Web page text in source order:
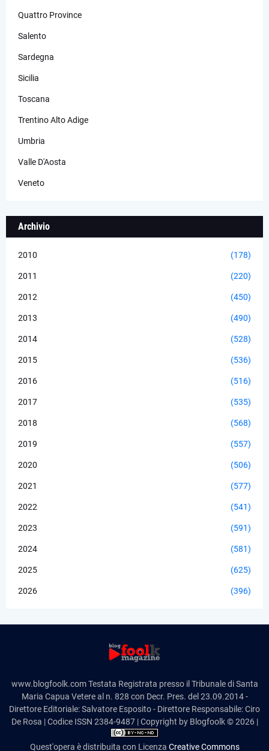
Quattro Province
Salento
Sardegna
Sicilia
Toscana
Trentino Alto Adige
Umbria
Valle D'Aosta
Veneto
Archivio
2010 (178)
2011 (220)
2012 (450)
2013 (490)
2014 (528)
2015 (536)
2016 (516)
2017 (535)
2018 (568)
2019 (557)
2020 (506)
2021 (577)
2022 (541)
2023 (591)
2024 (581)
2025 (625)
2026 (396)
www.blogfoolk.com Testata Registrata presso il Tribunale di Santa
Maria Capua Vetere al n. 828 con Decr. Pres. del 23.09.2014 -
Direttore Editoriale: Salvatore Esposito - Direttore Responsabile: Ciro
De Rosa | Codice ISSN 2384-9487 | Copyright by Blogfoolk © 2026 |
Quest'opera è distribuita con Licenza Creative Commons